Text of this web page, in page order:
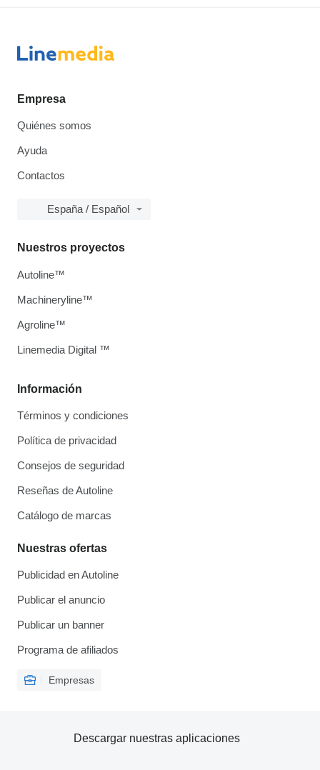
Empresa
Quiénes somos
Ayuda
Contactos
España / Español
Información
Términos y condiciones
Política de privacidad
Consejos de seguridad
Reseñas de Autoline
Catálogo de marcas
Nuestras ofertas
Publicidad en Autoline
Publicar el anuncio
Publicar un banner
Programa de afiliados
Empresas
Nuestros proyectos
Autoline™
Machineryline™
Agroline™
Linemedia Digital ™
Descargar nuestras aplicaciones